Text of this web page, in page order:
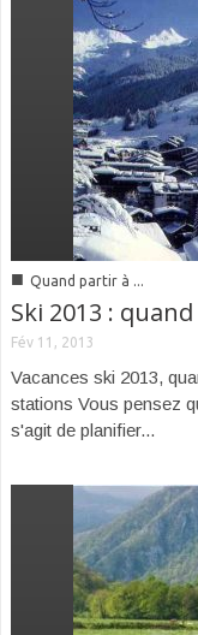
■ Quand partir à ...
Ski 2013 :
Fév 11, 2013
Vacances ski 2013,
stations Vous pensez
s'agit de planifier...